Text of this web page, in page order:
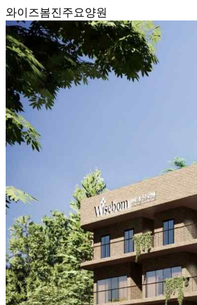
와이즈봄진주요양원